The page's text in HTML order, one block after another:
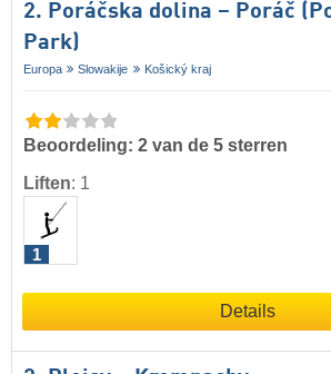
2. Poráčska dolina – Poráč
Park)
Europa Slowakije Košický kraj
Beoordeling: 2 van de 5 sterren
Liften: 1
1
Details